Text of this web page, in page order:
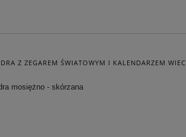
Z ZEGAREM ŚWIATOWYM I KALENDARZEM
mosiężno - skórzana